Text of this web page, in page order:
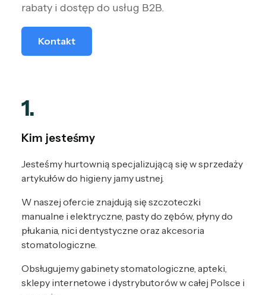
rabaty i dostęp do usług B2B.
Kontakt
1.
Kim jesteśmy
Jesteśmy hurtownią specjalizującą się w sprzedaży
artykułów do higieny jamy ustnej.
W naszej ofercie znajdują się szczoteczki
manualne i elektryczne, pasty do zębów, płyny do
płukania, nici dentystyczne oraz akcesoria
stomatologiczne.
Obsługujemy gabinety stomatologiczne, apteki,
sklepy internetowe i dystrybutorów w całej Polsce i